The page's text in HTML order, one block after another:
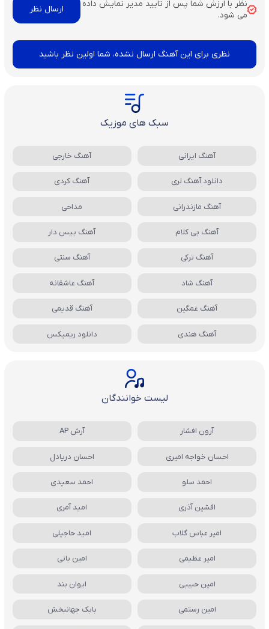
نظر با ارزش شما پس از تایید مدیر نمایش داده
می شود.
نظری برای این آهنگ ارسال نشده، شما اولین نظر باشید
سبک های موزیک
آهنگ ایرانی آهنگ خارجی
دانلود آهنگ لری آهنگ کردی
آهنگ مازندرانی مداحی
آهنگ بی کلام آهنگ بیس دار
آهنگ ترکی آهنگ سنتی
آهنگ شاد آهنگ عاشقانه
آهنگ غمگین آهنگ قدیمی
آهنگ هندی دانلود ریمیکس
لیست خوانندگان
آرون افشار آرش AP
احسان خواجه امیری احسان دریادل
احمد سلو احمد سعیدی
افشین آذری امید آمری
امیر عباس گلاب امید حاجیلی
امیر عظیمی امین بانی
امین حبیبی ایوان بند
امین رستمی بابک جهانبخش